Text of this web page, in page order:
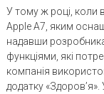
У тому ж році, коли
Apple A7, яким
надавши
функціями, які
компанія
додатку